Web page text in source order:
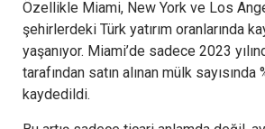
Özellikle Miami, New York ve Los
şehirlerdeki Türk yatırım oranlarında
yaşanıyor. Miami’de sadece 2023
tarafından satın alınan mülk sayısında
kaydedildi.